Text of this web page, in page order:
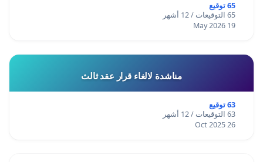
65 توقيع
65 التوقيعات / 12 أشهر
19 May 2026
مناشدة لالغاء قرار عقد ثالث
63 توقيع
63 التوقيعات / 12 أشهر
26 Oct 2025